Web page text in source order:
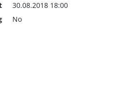
30.08.2018 18:00
No